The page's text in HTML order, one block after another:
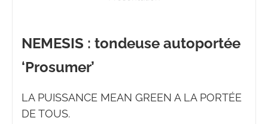
NEMESIS : tondeuse autoportée
‘Prosumer’
LA PUISSANCE MEAN GREEN A LA PORTÉE
DE TOUS.